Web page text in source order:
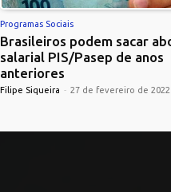
Programas Sociais
Brasileiros podem sacar
salarial PIS/Pasep de anos
anteriores
Filipe Siqueira - 27 de fevereiro de 2022